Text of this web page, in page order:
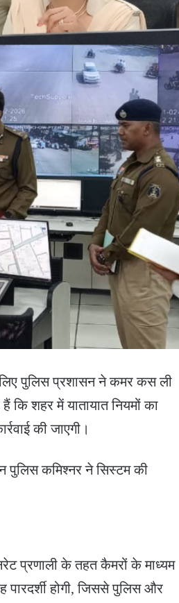
पुलिस प्रशासन ने कमर कस ली
हैं कि शहर में यातायात नियमों का
की जाएगी।
पुलिस कमिश्नर ने सिस्टम की
प्रणाली के तहत कैमरों के माध्यम
होगी, जिससे पुलिस और